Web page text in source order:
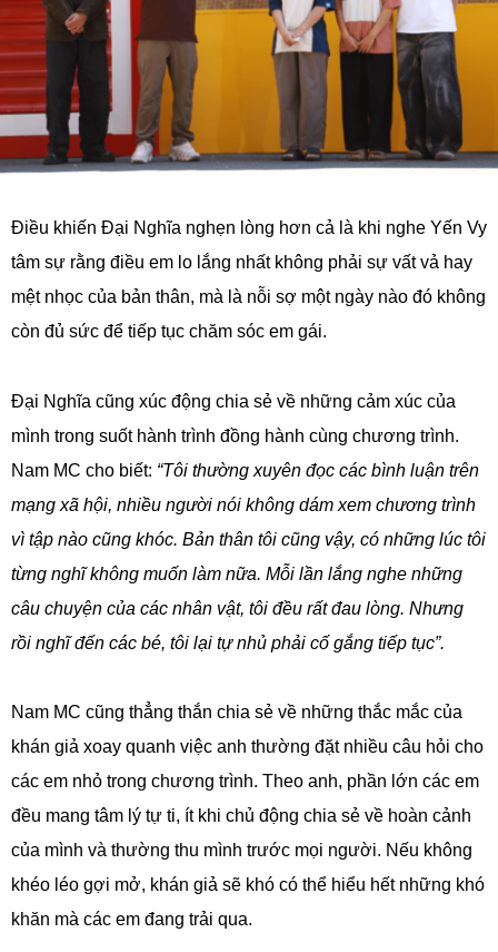
Điều khiến Đại Nghĩa nghẹn lòng hơn cả là khi nghe Yến Vy
tâm sự rằng điều em lo lắng nhất không phải sự vất vả hay
mệt nhọc của bản thân, mà là nỗi sợ một ngày nào đó không
còn đủ sức để tiếp tục chăm sóc em gái.
Đại Nghĩa cũng xúc động chia sẻ về những cảm xúc của
mình trong suốt hành trình đồng hành cùng chương trình.
Nam MC cho biết: “Tôi thường xuyên đọc các bình luận trên
mạng xã hội, nhiều người nói không dám xem chương trình
vì tập nào cũng khóc. Bản thân tôi cũng vậy, có những lúc tôi
từng nghĩ không muốn làm nữa. Mỗi lần lắng nghe những
câu chuyện của các nhân vật, tôi đều rất đau lòng. Nhưng
rồi nghĩ đến các bé, tôi lại tự nhủ phải cố gắng tiếp tục”.
Nam MC cũng thẳng thắn chia sẻ về những thắc mắc của
khán giả xoay quanh việc anh thường đặt nhiều câu hỏi cho
các em nhỏ trong chương trình. Theo anh, phần lớn các em
đều mang tâm lý tự ti, ít khi chủ động chia sẻ về hoàn cảnh
của mình và thường thu mình trước mọi người. Nếu không
khéo léo gợi mở, khán giả sẽ khó có thể hiểu hết những khó
khăn mà các em đang trải qua.